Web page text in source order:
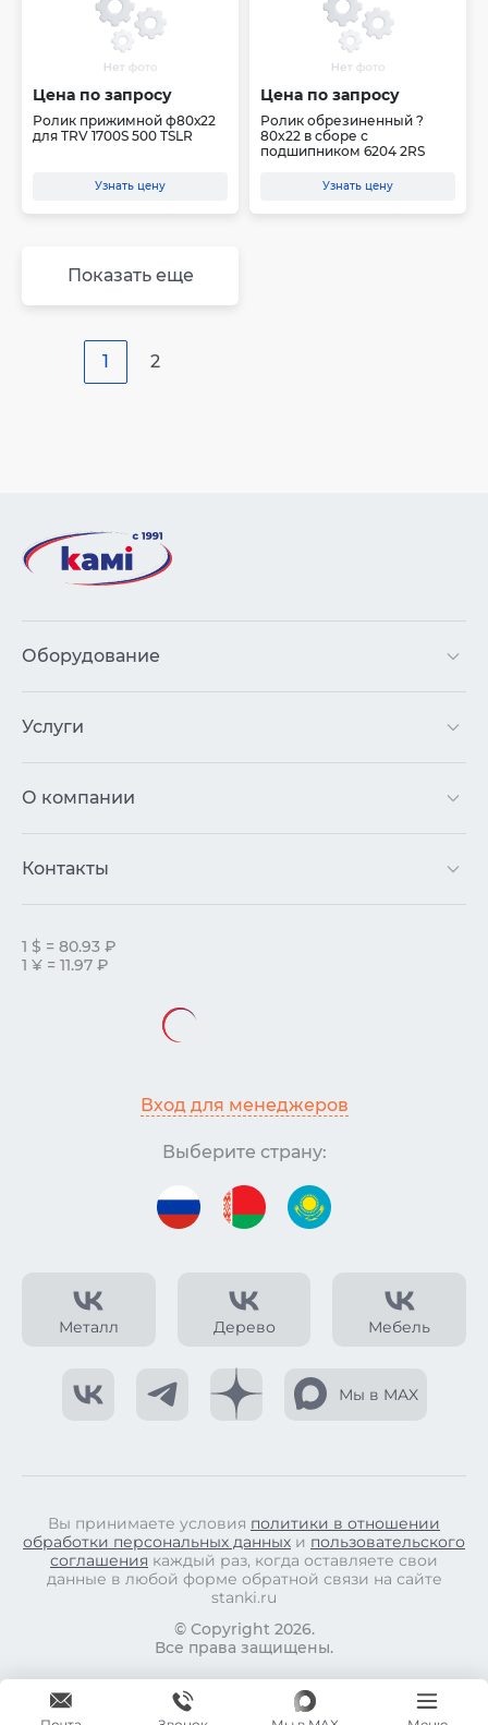
Цена по запросу
Ролик прижимной ф80х22
для TRV 1700S 500 TSLR
Узнать цену
Цена по запросу
Ролик обрезиненный ?
80x22 в сборе с
подшипником 6204 2RS
Узнать цену
Показать еще
1 2
Металл Дерево Мебель
Мы в MAX
Оборудование
Услуги
О компании
Контакты
1 $ = 80.93 ₽
1 ¥ = 11.97 ₽
Вход для менеджеров
Выберите страну:
Вы принимаете условия политики в отношении
обработки персональных данных и пользовательского
соглашения каждый раз, когда оставляете свои
данные в любой форме обратной связи на сайте
stanki.ru
© Copyright 2026.
Все права защищены.